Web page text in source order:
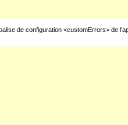
de configuration <customErrors> de